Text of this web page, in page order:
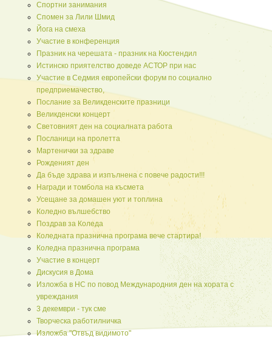
Спортни занимания
Спомен за Лили Шмид
Йога на смеха
Участие в конференция
Празник на черешата - празник на Кюстендил
Истинско приятелство доведе АСТОР при нас
Участие в Седмия европейски форум по социално
предприемачество,
Послание за Великденските празници
Великденски концерт
Световният ден на социалната работа
Посланици на пролетта
Мартенички за здраве
Рожденият ден
Да бъде здрава и изпълнена с повече радости!!!
Награди и томбола на късмета
Усещане за домашен уют и топлина
Коледно вълшебство
Поздрав за Коледа
Коледната празнична програма вече стартира!
Коледна празнична програма
Участие в концерт
Дискусия в Дома
Изложба в НС по повод Международния ден на хората с
увреждания
3 декември - тук сме
Творческа работилничка
Изложба "Отвъд видимото"